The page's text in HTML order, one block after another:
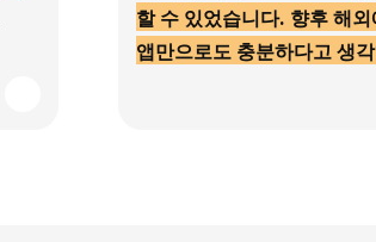
할 수 있었습니다. 향후 해
앱만으로도 충분하다고 생